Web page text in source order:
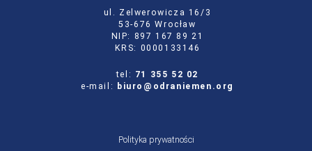
ul. Zelwerowicza 16/3
53-676 Wrocław
NIP: 897 167 89 21
KRS: 0000133146
tel: 71 355 52 02
e-mail:
biuro@odraniemen.org
Polityka prywatności